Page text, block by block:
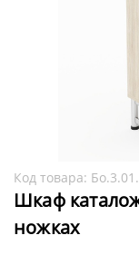
Код товара:
Шкаф
ножках